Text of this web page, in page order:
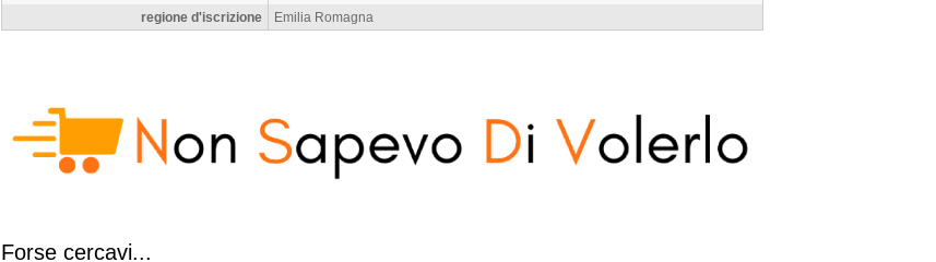
regione d'iscrizione
Emilia Romagna
Forse cercavi...